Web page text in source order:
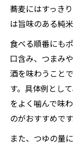
蕎麦にはすっき
は旨味のある純
食べる順番にも
口含み、つまみ
酒を味わうこと
す。具体例とし
をよく噛んで味
のがおすすめです
また、つゆの量